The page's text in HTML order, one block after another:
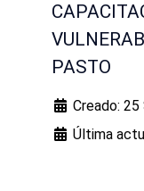
PASTO
Creado:
Última